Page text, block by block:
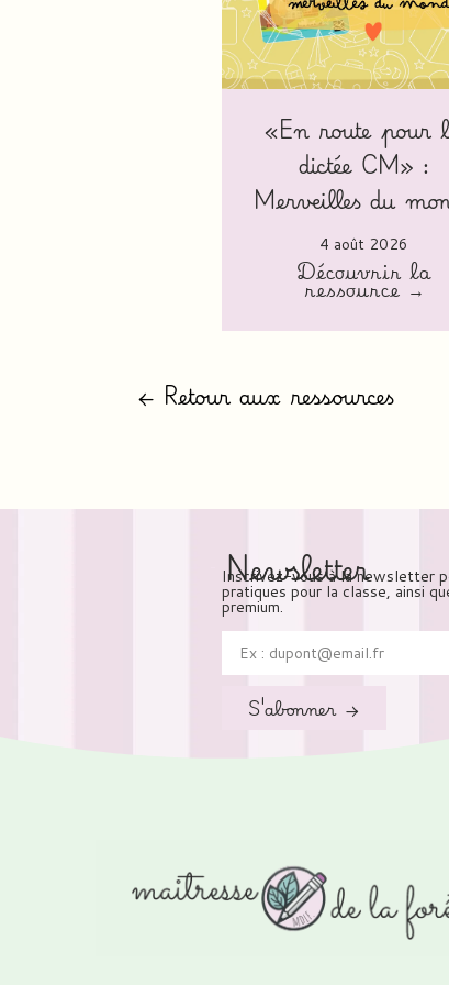
«En route pour
dictée CM» :
Merveilles du
4 août 2026
Découvrir la
ressource →
← Retour aux ressources
Newsletter
Inscrivez-vous à la newsletter
pratiques pour la classe, ainsi
premium.
S'abonner →